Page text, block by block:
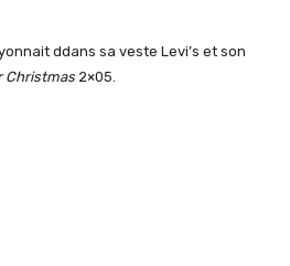
ddans sa veste Levi’s et son
Christmas 2×05.